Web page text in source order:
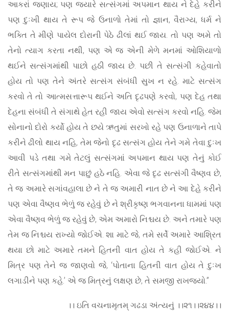
આકરાં જણાય; પણ જ્યારે સત્સંગમાં અપમાન થાય ને દેહે કરીને
પણ દુઃખી થાય તે રૂપ જે ઉનાળો તેમાં તો જ્ઞાન, વૈરાગ્ય, ધર્મ ને
ભક્તિ તે મીણે પાયેલ દોરાની પેઠે ઢીલાં થઈ જાય. તો પણ અમે તો
તેનો ત્યાગ કરતા નથી, પણ એ જ એની મેળે મનમાં ઓશિયાળો
થઈને સત્સંગમાંથી પાછો હઠી જાય છે. પછી તે સત્સંગી કહેવાતો
હોય તો પણ તેને અંતરે સત્સંગ સંબંધી સુખ ન રહે. માટે સત્સંગ
કરવો તે તો આત્મસત્તારૂપ થઈને અતિ દૃઢપણે કરવો, પણ દેહ તથા
દેહના સંબંધી તે સંગાથે હેત રહી જાય એવો સત્સંગ કરવો નહિ. જેમ
સોનાનો દોરો કર્યો હોય તે છયે ઋતુમાં સરખો રહે પણ ઉનાળાને તાપે
કરીને ઢીલો થાય નહિ, તેમ જેનો દૃઢ સત્સંગ હોય તેને ગમે તેવા દુઃખ
આવી પડે તથા ગમે તેટલું સત્સંગમાં અપમાન થાય પણ તેનું કોઈ
રીતે સત્સંગમાંથી મન પાછું હઠે નહિ. એવા જે દૃઢ સત્સંગી વૈષ્ણવ છે,
તે જ અમારે સગાંવહાલા છે ને તે જ અમારી નાત છે ને આ દેહે કરીને
પણ એવા વૈષ્ણવ ભેળું જ રહેવું છે ને શ્રીકૃષ્ણ ભગવાનના ધામમાં પણ
એવા વૈષ્ણવ ભેળું જ રહેવું છે, એમ અમારો નિશ્ચય છે. અને તમારે પણ
તેમ જ નિશ્ચય રાખ્યો જોઈએ. શા માટે જે, તમે સર્વે અમારે આશ્રિત
થયા છો માટે અમારે તમને હિતની વાત હોય તે કહી જોઈએ. ને
મિત્ર પણ તેને જ જાણવો જે, ‘પોતાના હિતની વાત હોય તે દુઃખ
લગાડીને પણ કહે.’ એ જ મિત્રનું લક્ષણ છે, તે સમજી રાખજ્યો.”
।। ઇતિ વચનામૃતમ્ ગઢડા અંત્યનું ।।૨૧।।૨૪૪।।